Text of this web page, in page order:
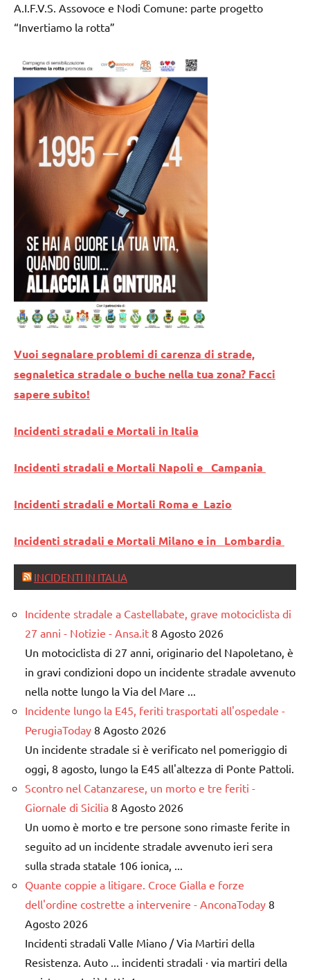
A.I.F.V.S. Assovoce e Nodi Comune: parte progetto
“Invertiamo la rotta”
Vuoi segnalare problemi di carenza di strade,
segnaletica stradale o buche nella tua zona? Facci
sapere subito!
Incidenti stradali e Mortali in Italia
Incidenti stradali e Mortali Napoli e Campania
Incidenti stradali e Mortali Roma e Lazio
Incidenti stradali e Mortali Milano e in Lombardia
INCIDENTI IN ITALIA
Incidente stradale a Castellabate, grave motociclista di
27 anni - Notizie - Ansa.it 8 Agosto 2026
Un motociclista di 27 anni, originario del Napoletano, è
in gravi condizioni dopo un incidente stradale avvenuto
nella notte lungo la Via del Mare ...
Incidente lungo la E45, feriti trasportati all'ospedale -
PerugiaToday 8 Agosto 2026
Un incidente stradale si è verificato nel pomeriggio di
oggi, 8 agosto, lungo la E45 all'altezza di Ponte Pattoli.
Scontro nel Catanzarese, un morto e tre feriti -
Giornale di Sicilia 8 Agosto 2026
Un uomo è morto e tre persone sono rimaste ferite in
seguito ad un incidente stradale avvenuto ieri sera
sulla strada statale 106 ionica, ...
Quante coppie a litigare. Croce Gialla e forze
dell'ordine costrette a intervenire - AnconaToday 8
Agosto 2026
Incidenti stradali Valle Miano / Via Martiri della
Resistenza. Auto ... incidenti stradali · via martiri della